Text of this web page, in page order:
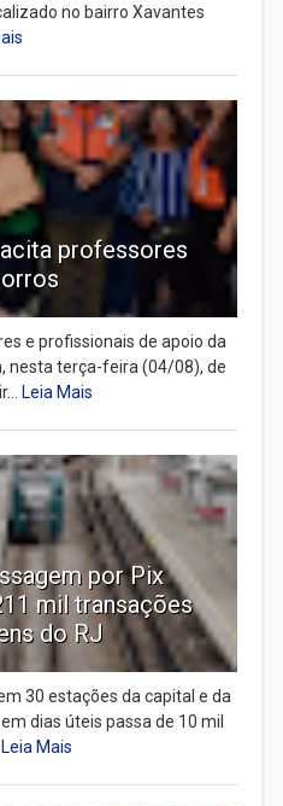
no bairro Xavantes
professores
e profissionais de apoio da
nesta terça-feira (04/08), de
Leia Mais
por Pix
mil transações
do RJ
30 estações da capital e da
dias úteis passa de 10 mil
Leia Mais